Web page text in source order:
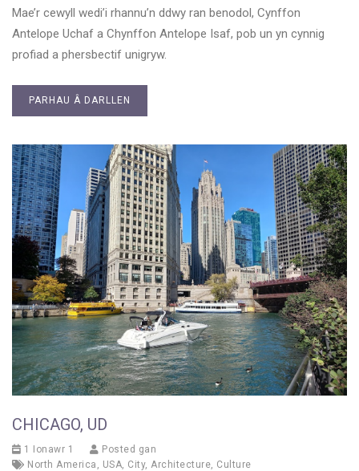
Mae’r cewyll wedi’i rhannu’n ddwy ran benodol, Cynffon
Antelope Uchaf a Chynffon Antelope Isaf, pob un yn cynnig
profiad a phersbectif unigryw.
PARHAU Â DARLLEN
CHICAGO, UD
1 Ionawr 1
Posted gan
North America , USA, City, Architecture, Culture